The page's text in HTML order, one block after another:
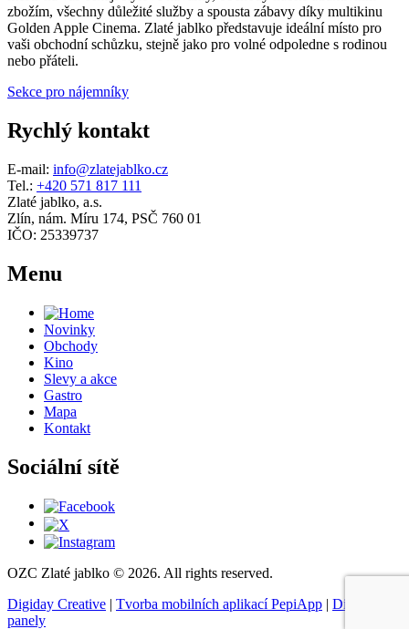
zbožím, všechny důležité služby a spousta zábavy díky multikinu
Golden Apple Cinema. Zlaté jablko představuje ideální místo pro
vaši obchodní schůzku, stejně jako pro volné odpoledne s rodinou
nebo přáteli.
Sekce pro nájemníky
Rychlý kontakt
E-mail: info@zlatejablko.cz
Tel.: +420 571 817 111
Zlaté jablko, a.s.
Zlín, nám. Míru 174, PSČ 760 01
IČO: 25339737
Menu
Novinky
Obchody
Kino
Slevy a akce
Gastro
Mapa
Kontakt
Sociální sítě
OZC Zlaté jablko © 2026. All rights reserved.
Digiday Creative | Tvorba mobilních aplikací PepiApp | Digitální
panely